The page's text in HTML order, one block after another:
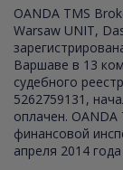
OANDA TMS
Warsaw UNIT,
Варшаве в 13
судебного
5262759131,
оплачен. OANDA
финансовой
апреля 2014